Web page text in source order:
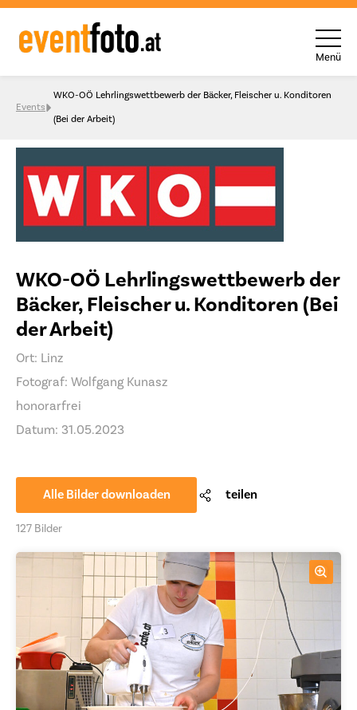
Skip to content
Menü
Events
WKO-OÖ Lehrlingswettbewerb der Bäcker, Fleischer u. Konditoren
(Bei der Arbeit)
WKO-OÖ Lehrlingswettbewerb der
Bäcker, Fleischer u. Konditoren (Bei
der Arbeit)
Ort: Linz
Fotograf: Wolfgang Kunasz
honorarfrei
Datum: 31.05.2023
Alle Bilder downloaden teilen
127 Bilder